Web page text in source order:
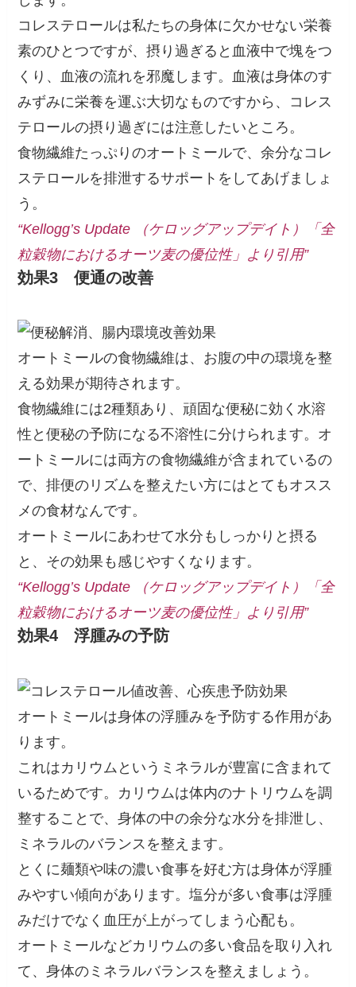
コレステロールは私たちの身体に欠かせない栄養
素のひとつですが、摂り過ぎると血液中で塊をつ
くり、血液の流れを邪魔します。血液は身体のす
みずみに栄養を運ぶ大切なものですから、コレス
テロールの摂り過ぎには注意したいところ。
食物繊維たっぷりのオートミールで、余分なコレ
ステロールを排泄するサポートをしてあげましょ
う。
“Kellogg’s Update （ケロッグアップデイト）「全
粒穀物におけるオーツ麦の優位性」より引用”
効果3便通の改善
オートミールの食物繊維は、お腹の中の環境を整
える効果が期待されます。
食物繊維には2種類あり、頑固な便秘に効く水溶
性と便秘の予防になる不溶性に分けられます。オ
ートミールには両方の食物繊維が含まれているの
で、排便のリズムを整えたい方にはとてもオスス
メの食材なんです。
オートミールにあわせて水分もしっかりと摂る
と、その効果も感じやすくなります。
“Kellogg’s Update （ケロッグアップデイト）「全
粒穀物におけるオーツ麦の優位性」より引用”
効果4浮腫みの予防
オートミールは身体の浮腫みを予防する作用があ
ります。
これはカリウムというミネラルが豊富に含まれて
いるためです。カリウムは体内のナトリウムを調
整することで、身体の中の余分な水分を排泄し、
ミネラルのバランスを整えます。
とくに麺類や味の濃い食事を好む方は身体が浮腫
みやすい傾向があります。塩分が多い食事は浮腫
みだけでなく血圧が上がってしまう心配も。
オートミールなどカリウムの多い食品を取り入れ
て、身体のミネラルバランスを整えましょう。